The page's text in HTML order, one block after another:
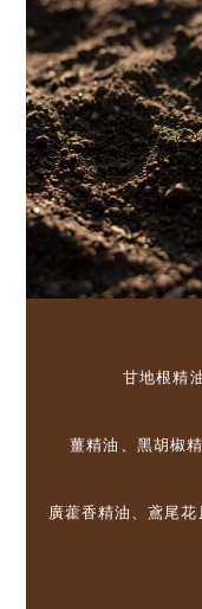
甘地根精
薑精油、黑胡椒
廣藿香精油、鳶尾